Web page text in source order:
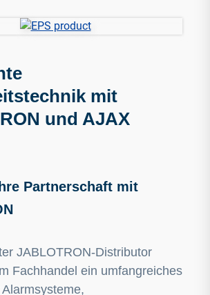
mit
und AJAX
Partnerschaft mit
JABLOTRON-Distributor
Fachhandel ein umfangreiches